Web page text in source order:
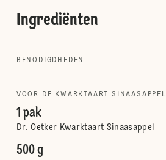
Ingrediënten
BENODIGDHEDEN
VOOR DE KWARKTAART SINAASAPPEL
1 pak
Dr. Oetker Kwarktaart Sinaasappel
500 g